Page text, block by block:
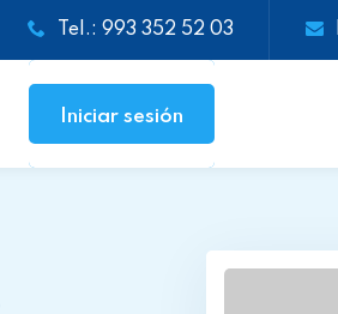
Tel.: 993 352 52 03
Iniciar sesión